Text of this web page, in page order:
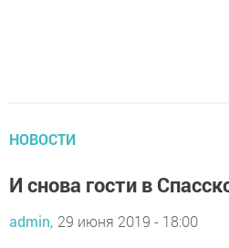
НОВОСТИ
И снова гости в
admin, 29 июня 2019 - 18:00